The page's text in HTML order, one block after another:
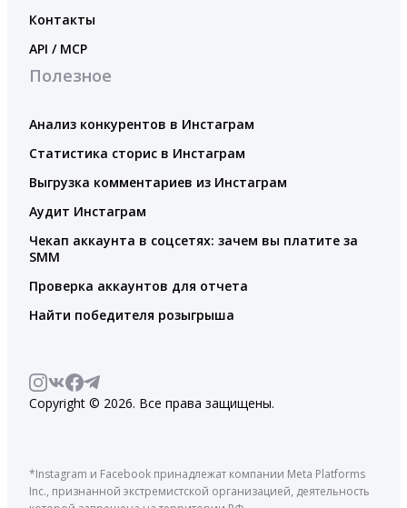
Контакты
API / MCP
Полезное
Анализ конкурентов в Инстаграм
Статистика сторис в Инстаграм
Выгрузка комментариев из Инстаграм
Аудит Инстаграм
Чекап аккаунта в соцсетях: зачем вы платите за
SMM
Проверка аккаунтов для отчета
Найти победителя розыгрыша
Copyright © 2026. Все права защищены.
*Instagram и Facebook принадлежат компании Meta Platforms
Inc., признанной экстремистской организацией, деятельность